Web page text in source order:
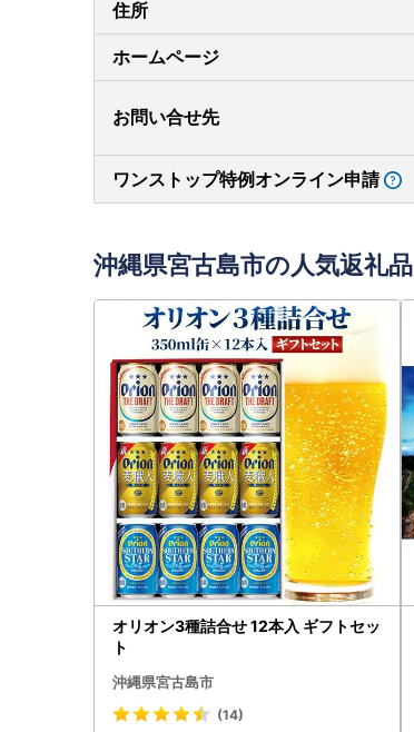
住所
ホームページ
お問い合せ先
ワンストップ特例オンライン申請
沖縄県宮古島市の人気返礼品
オリオン3種詰合せ 12本入 ギフトセッ
ト
沖縄県宮古島市
(14)